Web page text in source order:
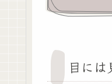
目に